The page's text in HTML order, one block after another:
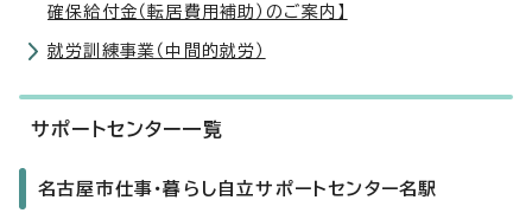
確保給付金（転居費用補助）のご案内】
就労訓練事業（中間的就労）
サポートセンター一覧
名古屋市仕事・暮らし自立サポートセンター名駅